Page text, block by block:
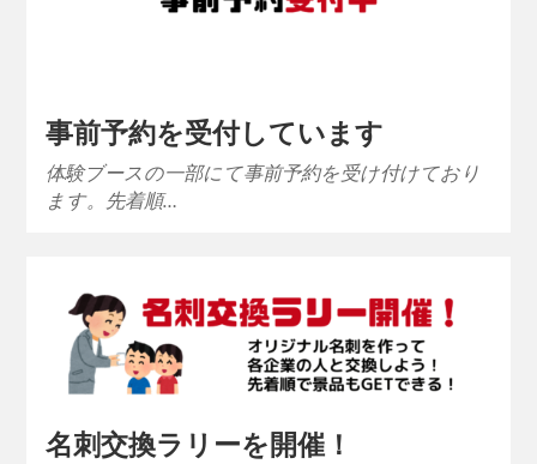
事前予約を受付しています
体験ブースの一部にて事前予約を受け付けており
ます。先着順…
名刺交換ラリーを開催！